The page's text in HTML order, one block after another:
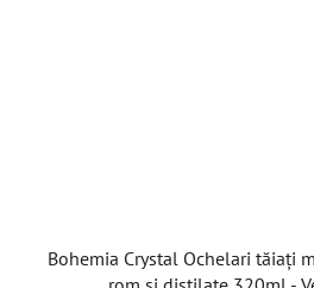
Bohemia Crystal Ochelari tăiați